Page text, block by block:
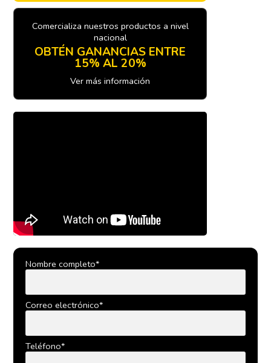
Comercializa nuestros productos a nivel
nacional
OBTÉN GANANCIAS ENTRE
15% AL 20%
Ver más información
Nombre completo*
Correo electrónico*
Teléfono*